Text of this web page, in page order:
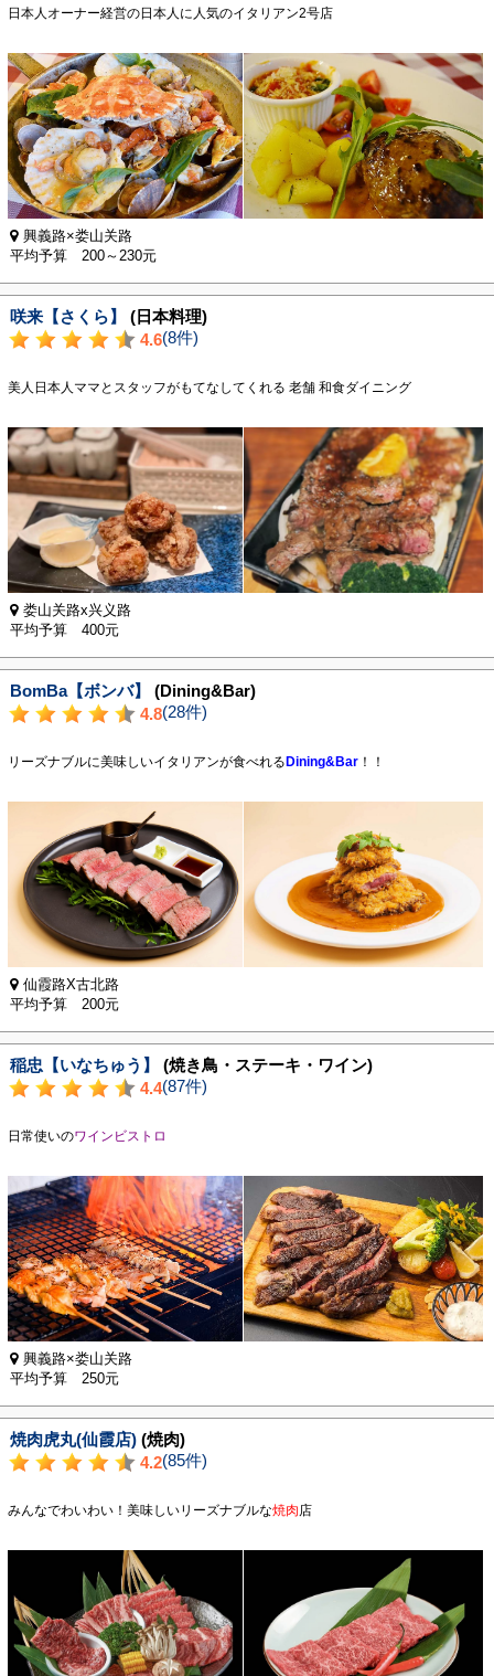
日本人オーナー経営の日本人に人気のイタリアン2号店
興義路×娄山关路
平均予算 200～230元
咲来【さくら】
(日本料理)
4.6(8件)
美人日本人ママとスタッフがもてなしてくれる 老舗 和食ダイニング
娄山关路x兴义路
平均予算 400元
BomBa【ボンバ】
(Dining&Bar)
4.8(28件)
リーズナブルに美味しいイタリアンが食べれるDining&Bar ！！
仙霞路X古北路
平均予算 200元
稲忠【いなちゅう】
(焼き鳥・ステーキ・ワイン)
4.4(87件)
日常使いのワインビストロ
興義路×娄山关路
平均予算 250元
焼肉虎丸(仙霞店) (焼肉)
4.2(85件)
みんなでわいわい！美味しいリーズナブルな焼肉店